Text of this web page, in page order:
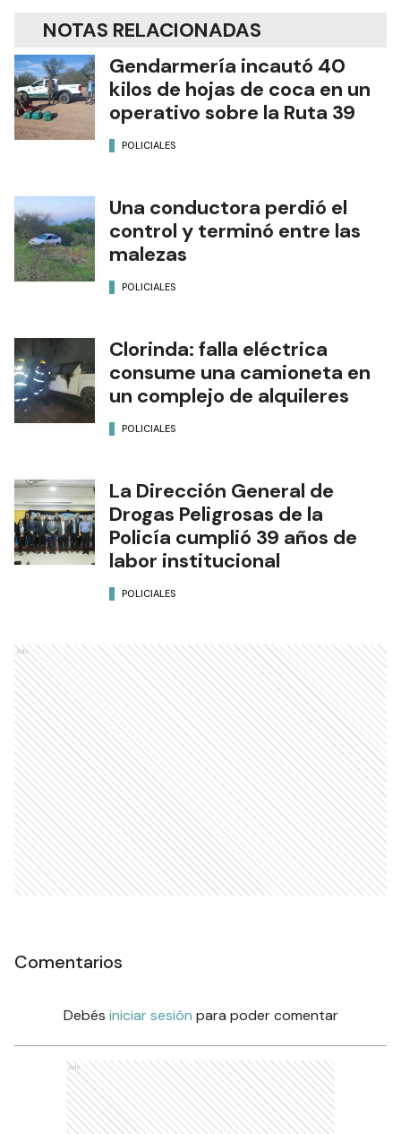
NOTAS RELACIONADAS
Gendarmería incautó 40
kilos de hojas de coca en un
operativo sobre la Ruta 39
POLICIALES
Una conductora perdió el
control y terminó entre las
malezas
POLICIALES
Clorinda: falla eléctrica
consume una camioneta en
un complejo de alquileres
POLICIALES
La Dirección General de
Drogas Peligrosas de la
Policía cumplió 39 años de
labor institucional
POLICIALES
Ads
Comentarios
Debés iniciar sesión para poder comentar
Ads